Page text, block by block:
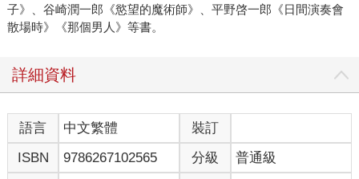
子》、谷崎潤一郎《慾望的魔術師》、平野啓一郎《日間演奏會
散場時》《那個男人》等書。
詳細資料
語言 中文繁體
裝訂
ISBN
9786267102565 分級 普通級